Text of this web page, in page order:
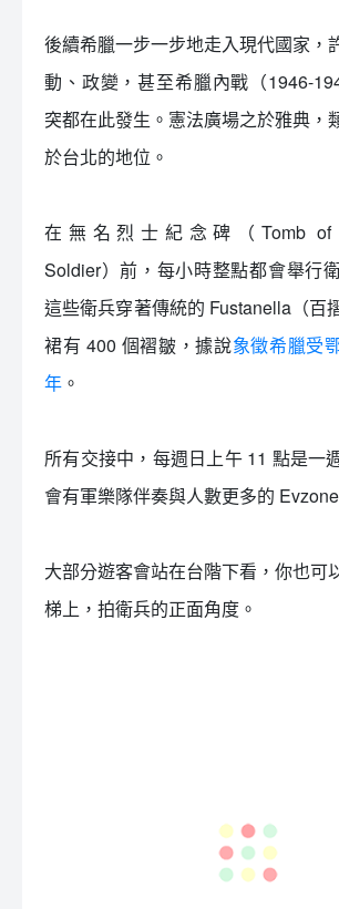
後續希臘一步一步地走入現代國家，
動、政變，甚至希臘內戰（1946-
突都在此發生。憲法廣場之於雅典，
於台北的地位。
在無名烈士紀念碑（Tomb of
Soldier）前，每小時整點都會舉行
這些衛兵穿著傳統的 Fustanella（百
裙有 400 個褶皺，據說象徵希臘受
年 。
所有交接中，每週日上午 11 點是一
會有軍樂隊伴奏與人數更多的
大部分遊客會站在台階下看，你也可
梯上，拍衛兵的正面角度。